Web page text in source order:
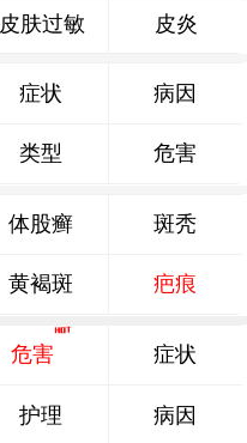
皮肤过敏 皮炎
症状 病因
类型 危害
体股癣 斑秃
黄褐斑 疤痕
危害 症状
护理 病因